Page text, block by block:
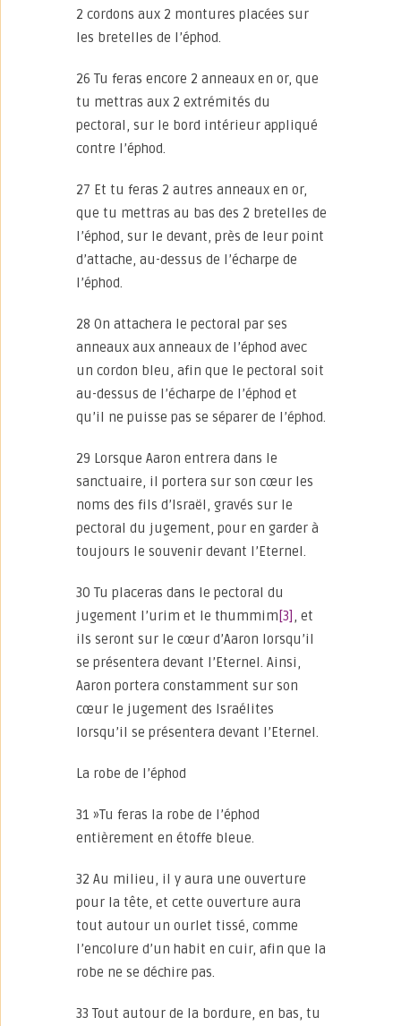
2 cordons aux 2 montures placées sur
les bretelles de l’éphod.
26 Tu feras encore 2 anneaux en or, que
tu mettras aux 2 extrémités du
pectoral, sur le bord intérieur appliqué
contre l’éphod.
27 Et tu feras 2 autres anneaux en or,
que tu mettras au bas des 2 bretelles de
l’éphod, sur le devant, près de leur point
d’attache, au-dessus de l’écharpe de
l’éphod.
28 On attachera le pectoral par ses
anneaux aux anneaux de l’éphod avec
un cordon bleu, afin que le pectoral soit
au-dessus de l’écharpe de l’éphod et
qu’il ne puisse pas se séparer de l’éphod.
29 Lorsque Aaron entrera dans le
sanctuaire, il portera sur son cœur les
noms des fils d’Israël, gravés sur le
pectoral du jugement, pour en garder à
toujours le souvenir devant l’Eternel.
30 Tu placeras dans le pectoral du
jugement l’urim et le thummim [3] , et
ils seront sur le cœur d’Aaron lorsqu’il
se présentera devant l’Eternel. Ainsi,
Aaron portera constamment sur son
cœur le jugement des Israélites
lorsqu’il se présentera devant l’Eternel.
La robe de l’éphod
31 »Tu feras la robe de l’éphod
entièrement en étoffe bleue.
32 Au milieu, il y aura une ouverture
pour la tête, et cette ouverture aura
tout autour un ourlet tissé, comme
l’encolure d’un habit en cuir, afin que la
robe ne se déchire pas.
33 Tout autour de la bordure, en bas, tu